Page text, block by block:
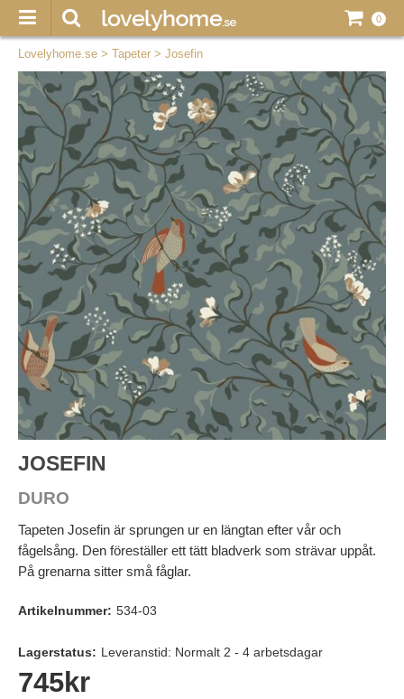
0
Lovelyhome.se > Tapeter > Josefin
JOSEFIN
DURO
Tapeten Josefin är sprungen ur en längtan efter vår och
fågelsång. Den föreställer ett tätt bladverk som strävar uppåt.
På grenarna sitter små fåglar.
Artikelnummer: 534-03
Lagerstatus: Leveranstid: Normalt 2 - 4 arbetsdagar
745kr